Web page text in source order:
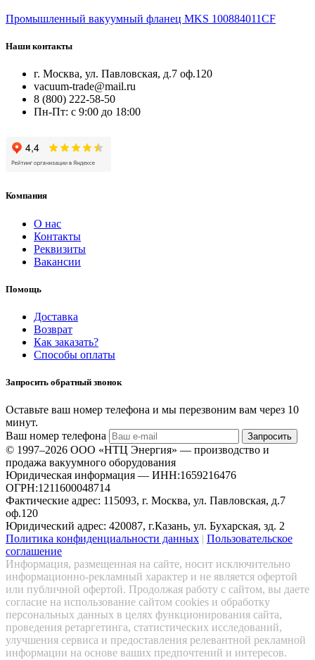
Промышленный вакуумный фланец MKS 100884011CF
Наши контакты
г. Москва, ул. Павловская, д.7 оф.120
vacuum-trade@mail.ru
8 (800) 222-58-50
Пн-Пт: с 9:00 до 18:00
Компания
О нас
Контакты
Реквизиты
Вакансии
Помощь
Доставка
Возврат
Как заказать?
Способы оплаты
Запросить обратный звонок
Оставьте ваш номер телефона и мы перезвоним вам через 10
минут.
Ваш номер телефона
Запросить
© 1997–2026 ООО «НТЦ Энергия» — производство и
продажа вакуумного оборудования
Юридическая информация — ИНН:1659216476
ОГРН:1211600048714
Фактические адрес: 115093, г. Москва, ул. Павловская, д.7
оф.120
Юридический адрес: 420087, г.Казань, ул. Бухарская, зд. 2
Политика конфиденциальности данных | Пользовательское
соглашение
Информация, размещенная на сайте, носит исключительно
информационно-рекламный характер и не является офертой
или публичной офертой. Продолжая работу с сайтом, вы даете
согласие на использование сайтом cookies и обработку
персональных данных в целях функционирования сайта,
проведения ретаргетинга, статистических исследований,
улучшения сервиса и предоставления релевантной рекламной
информации на основе ваших предпочтений и интересов.